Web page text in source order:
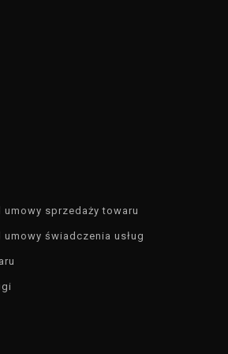
sprzedaży towaru
świadczenia usług